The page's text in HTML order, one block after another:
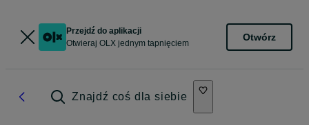
Przejdź do aplikacji
Otwieraj OLX jednym tapnięciem
Otwórz
Znajdź coś dla siebie